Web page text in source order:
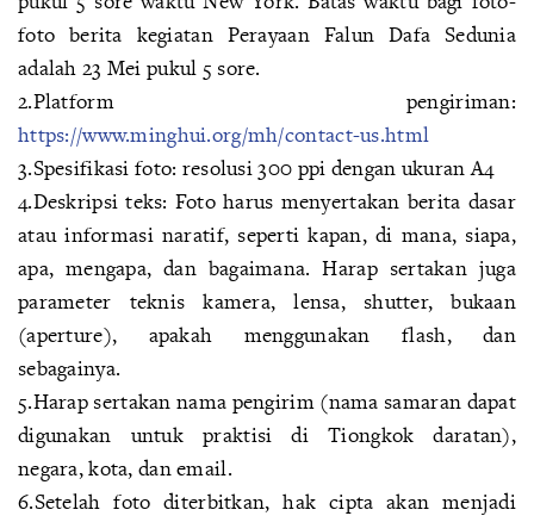
foto berita kegiatan Perayaan Falun Dafa Sedunia
adalah 23 Mei pukul 5 sore.
2.Platform pengiriman:
https://www.minghui.org/mh/contact-us.html
3.Spesifikasi foto: resolusi 300 ppi dengan ukuran A4
4.Deskripsi teks: Foto harus menyertakan berita dasar
atau informasi naratif, seperti kapan, di mana, siapa,
apa, mengapa, dan bagaimana. Harap sertakan juga
parameter teknis kamera, lensa, shutter, bukaan
(aperture), apakah menggunakan flash, dan
sebagainya.
5.Harap sertakan nama pengirim (nama samaran dapat
digunakan untuk praktisi di Tiongkok daratan),
negara, kota, dan email.
6.Setelah foto diterbitkan, hak cipta akan menjadi